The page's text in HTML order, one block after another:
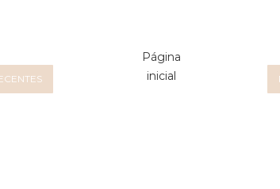
Página
inicial